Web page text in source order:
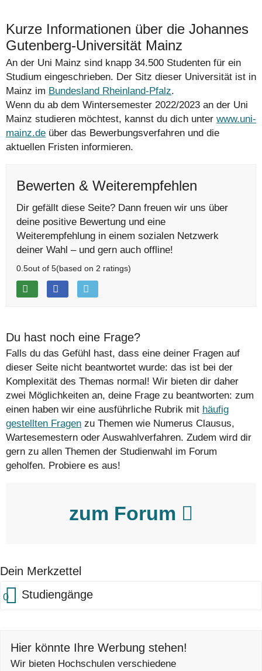
Kurze Informationen über die Johannes
Gutenberg-Universität Mainz
An der Uni Mainz sind knapp 34.500 Studenten für ein
Studium eingeschrieben. Der Sitz dieser Universität ist in
Mainz im Bundesland Rheinland-Pfalz.
Wenn du ab dem Wintersemester 2022/2023 an der Uni
Mainz studieren möchtest, kannst du dich unter www.uni-
mainz.de über das Bewerbungsverfahren und die
aktuellen Fristen informieren.
Bewerten & Weiterempfehlen
Dir gefällt diese Seite? Dann freuen wir uns über
deine positive Bewertung und eine
Weiterempfehlung in einem sozialen Netzwerk
deiner Wahl – und gern auch offline!
0.5out of 5(based on 2 ratings)
Du hast noch eine Frage?
Falls du das Gefühl hast, dass eine deiner Fragen auf
dieser Seite nicht beantwortet wurde: das ist bei der
Komplexität des Themas normal! Wir bieten dir daher
zwei Möglichkeiten an, deine Frage zu beantworten: zum
einen haben wir eine ausführliche Rubrik mit häufig
gestellten Fragen zu Themen wie Numerus Clausus,
Wartesemestern oder Auswahlverfahren. Zudem wird dir
gern zu allen Themen der Studienwahl im Forum
geholfen. Probiere es aus!
zum Forum
Dein Merkzettel
0 Studiengänge
Hier könnte Ihre Werbung stehen!
Wir bieten Hochschulen verschiedene